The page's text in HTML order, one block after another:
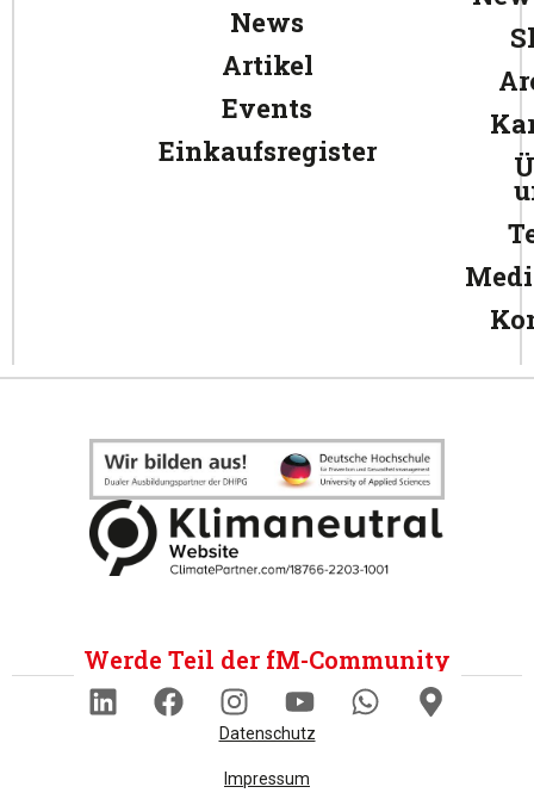
News
Artikel
Events
Einkaufsregister
Werde Teil der fM-Community
Datenschutz
Impressum